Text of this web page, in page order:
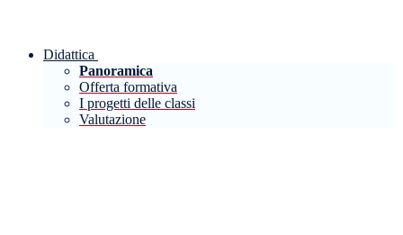
Didattica
Panoramica
Offerta formativa
I progetti delle classi
Valutazione